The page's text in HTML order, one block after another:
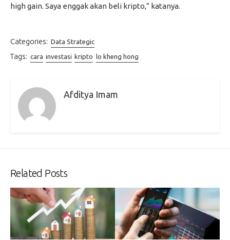
high gain. Saya enggak akan beli kripto,” katanya.
Categories: Data Strategic
Tags: cara investasi kripto lo kheng hong
Afditya Imam
Related Posts